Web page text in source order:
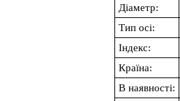
Діаметр:
Тип осі:
Індекс:
Країна:
В наявності: